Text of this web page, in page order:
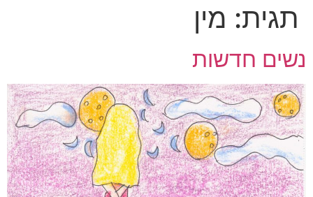
תגית: מין
נשים חדשות